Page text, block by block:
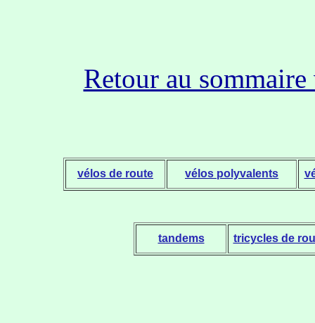
Retour au
vélos de route vélos polyvalents
tandems tricycles de